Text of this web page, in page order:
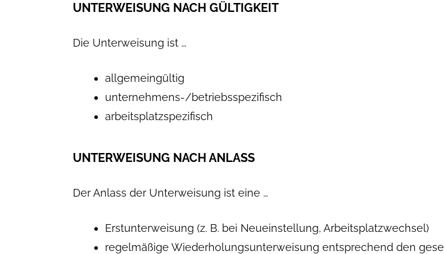
UNTERWEISUNG NACH GÜLTIGKEIT
Die Unterweisung ist …
allgemeingültig
unternehmens-/betriebsspezifisch
arbeitsplatzspezifisch
UNTERWEISUNG NACH ANLASS
Der Anlass der Unterweisung ist eine …
Erstunterweisung (z. B. bei Neueinstellung, Arbeitsplatzwechsel)
regelmäßige Wiederholungsunterweisung entsprechend den